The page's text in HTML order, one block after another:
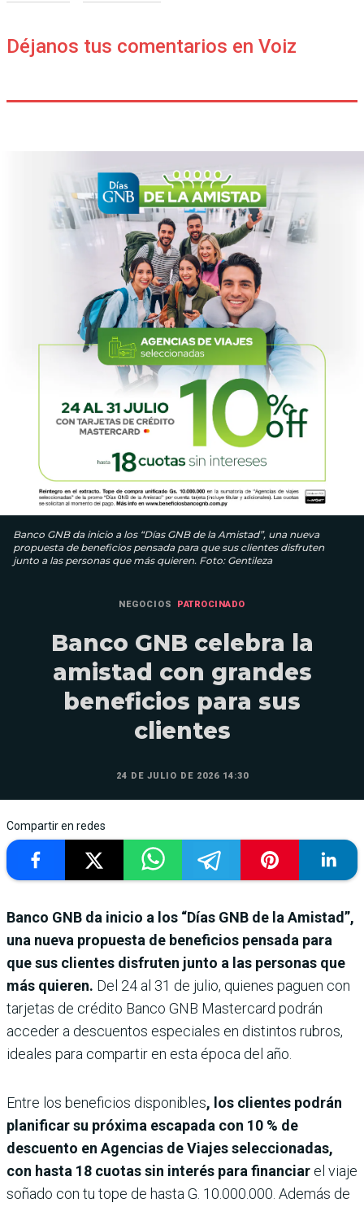
Déjanos tus comentarios en Voiz
Banco GNB da inicio a los “Días GNB de la Amistad”, una nueva
propuesta de beneficios pensada para que sus clientes disfruten
junto a las personas que más quieren. Foto: Gentileza
NEGOCIOS PATROCINADO
Banco GNB celebra la
amistad con grandes
beneficios para sus
clientes
24 DE JULIO DE 2026 14:30
Compartir en redes
Banco GNB da inicio a los “Días GNB de la Amistad”,
una nueva propuesta de beneficios pensada para
que sus clientes disfruten junto a las personas que
más quieren. Del 24 al 31 de julio, quienes paguen con
tarjetas de crédito Banco GNB Mastercard podrán
acceder a descuentos especiales en distintos rubros,
ideales para compartir en esta época del año.
Entre los beneficios disponibles, los clientes podrán
planificar su próxima escapada con 10 % de
descuento en Agencias de Viajes seleccionadas,
con hasta 18 cuotas sin interés para financiar el viaje
soñado con tu tope de hasta G. 10.000.000. Además de